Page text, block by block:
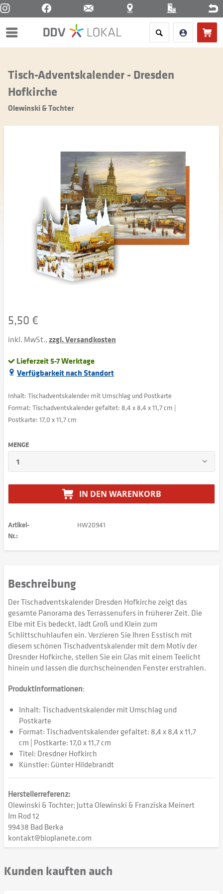
Menü
Tisch-Adventskalender - Dresden
Hofkirche
Olewinski & Tochter
5,50 €
inkl. MwSt.,zzgl. Versandkosten
Lieferzeit 5-7 Werktage
Verfügbarkeit nach Standort
Inhalt: Tischadventskalender mit Umschlag und Postkarte
Format: Tischadventskalender gefaltet: 8,4 x 8,4 x 11,7 cm |
Postkarte: 17,0 x 11,7 cm
MENGE
IN DEN WARENKORB
Artikel-
Nr.:
HW20941
Beschreibung
Der Tischadventskalender Dresden Hofkirche zeigt das
gesamte Panorama des Terrassenufers in früherer Zeit. Die
Elbe mit Eis bedeckt, lädt Groß und Klein zum
Schlittschuhlaufen ein. Verzieren Sie Ihren Esstisch mit
diesem schönen Tischadventskalender mit dem Motiv der
Dresnder Hofkirche, stellen Sie ein Glas mit einem Teelicht
hinein und lassen die durchscheinenden Fenster erstrahlen.
Produktinformationen:
Inhalt: Tischadventskalender mit Umschlag und
Postkarte
Format: Tischadventskalender gefaltet: 8,4 x 8,4 x 11,7
cm | Postkarte: 17,0 x 11,7 cm
Titel: Dresdner Hofkirch
Künstler: Günter Hildebrandt
Herstellerreferenz:
Olewinski & Tochter; Jutta Olewinski & Franziska Meinert
Im Rod 12
99438 Bad Berka
kontakt@bioplanete.com
Kunden kauften auch